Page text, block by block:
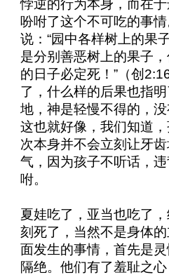
悖逆的行为本身，而在
吩咐了这个不可吃的事情
说：“园中各样树上的果
是分别善恶树上的果子
的日子必定死！”（创
了，什么样的后果也指
地，神是轻慢不得的，没
这也就好像，我们知道
次本身并不会立刻让牙
气，因为孩子不听话，
咐。
夏娃吃了，亚当也吃了
刻死了，当然不是身体
面发生的事情，首先是
隔绝。他们有了羞耻之